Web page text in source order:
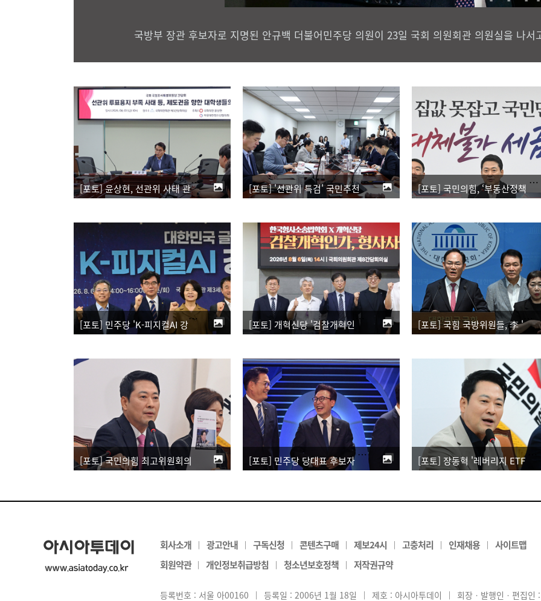
국방부 장관 후보자로 지명된 안규백 더불어민주당 의원이 23일 국회 의원회관 의원실을 나서
[포토] 윤상현, 선관위 사태 관련 대학생 간담회 [포토] '선관위 특검' 국민추천위 첫 회의 [포토] 국민의힘, ‘부동산정책 정상화 특별위원회’ 전체회의
[포토] 민주당 'K-피지컬AI 강국 실현을 위한 포럼' [포토] 개혁신당 '검찰개혁인가, 형사사법의 붕괴인가 토론회' [포토] 국힘 국방위원들, 李 '육사 쿠데타' 발언 관련 기자회견
[포토] 국민의힘 최고위원회의 [포토] 민주당 당대표 후보자 제2차 TV토론회
회사소개 | 광고안내 | 구독신청 | 콘텐츠구매 | 제보24시 | 고충처리 | 인재채용 |
사이트맵
회원약관 | 개인정보취급방침 | 청소년보호정책 | 저작권규약
등록번호 : 서울 아00160 | 등록일 : 2006년 1월 18일 | 제호 : 아시아투데이 | 회장ㆍ발행인ㆍ편집인